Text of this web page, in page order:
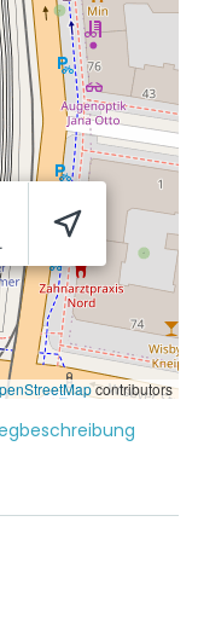
contributors